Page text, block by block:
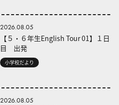
2026.08.05
【５・６年生English Tour 01】１日
目 出発
小学校だより
2026.08.05